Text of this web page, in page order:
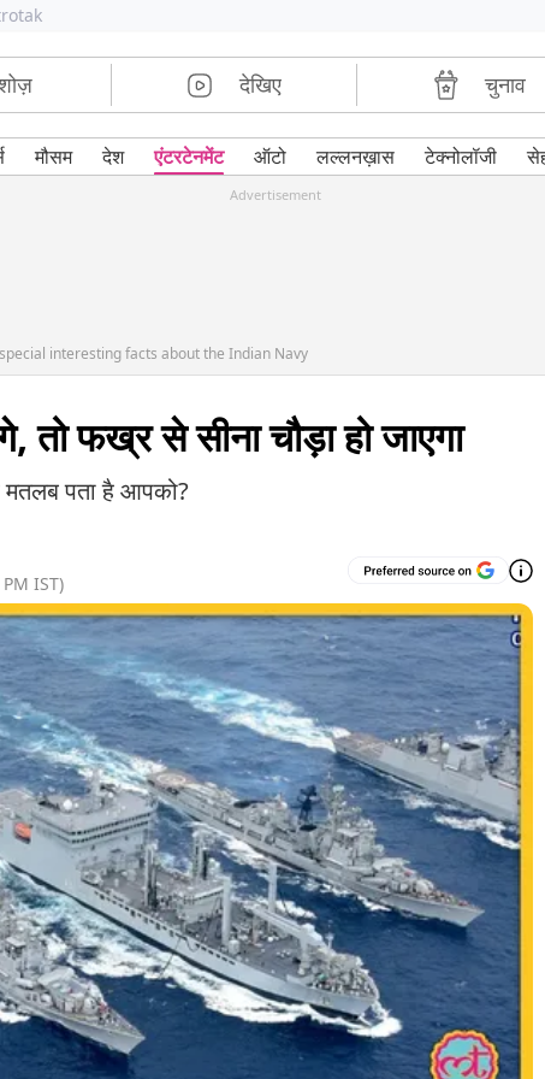
देखिए चुनाव
मौसम देश एंटरटेनमेंट ऑटो लल्लनख़ास टेक्नोलॉजी
Advertisement
interesting facts about the Indian Navy
तो फख्र से सीना चौड़ा हो जाएगा
मतलब पता है आपको?
IST)